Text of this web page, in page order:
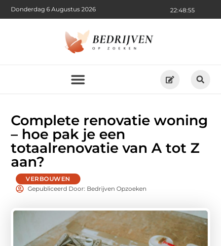
22:48:56
Donderdag 6 Augustus 2026
Complete renovatie woning
– hoe pak je een
totaalrenovatie van A tot Z
aan?
VERBOUWEN
Gepubliceerd Door: Bedrijven Opzoeken